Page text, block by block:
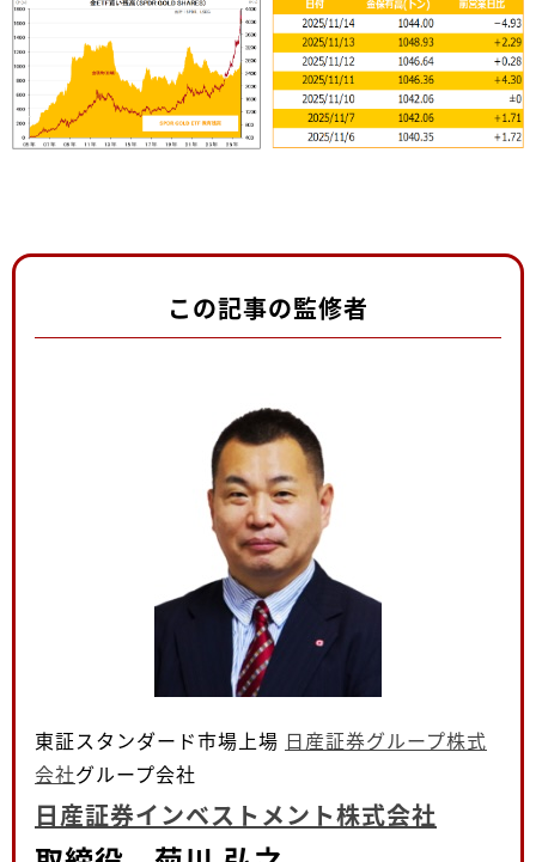
この記事の監修者
東証スタンダード市場上場 日産証券グループ株式
会社グループ会社
日産証券インベストメント株式会社